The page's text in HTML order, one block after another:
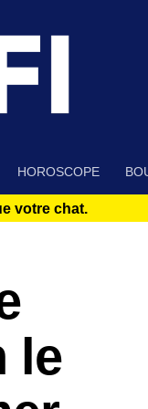
HOROSCOPE
votre chat.
le